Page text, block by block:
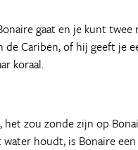
gaat en je kunt
Cariben, of hij geeft je
koraal.
zou zonde zijn op
houdt, is Bonaire